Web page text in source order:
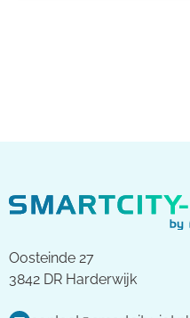
Oosteinde 27
3842 DR Harderwijk